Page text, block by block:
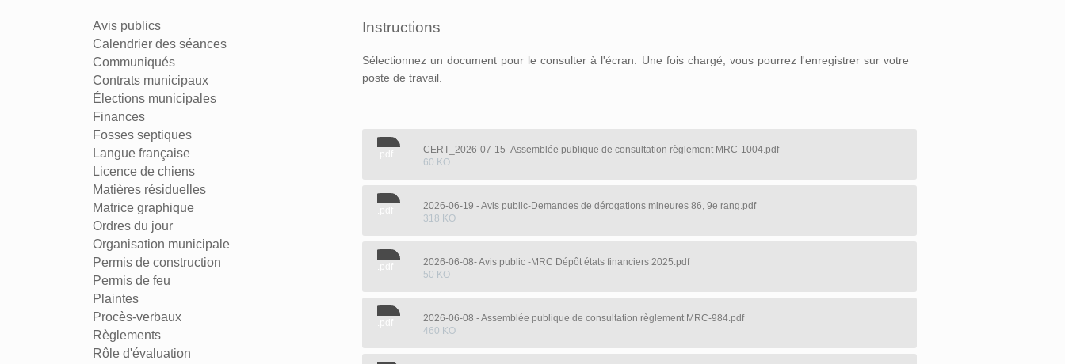
Avis publics
Calendrier des séances
Communiqués
Contrats municipaux
Élections municipales
Finances
Fosses septiques
Langue française
Licence de chiens
Matières résiduelles
Matrice graphique
Ordres du jour
Organisation municipale
Permis de construction
Permis de feu
Plaintes
Procès-verbaux
Règlements
Rôle d'évaluation
Instructions
Sélectionnez un document pour le consulter à l'écran. Une fois chargé, vous pourrez l'enregistrer sur votre
poste de travail.
.pdf
CERT_2026-07-15- Assemblée publique de consultation règlement MRC-1004.pdf
60 KO
.pdf
2026-06-19 - Avis public-Demandes de dérogations mineures 86, 9e rang.pdf
318 KO
.pdf
2026-06-08- Avis public -MRC Dépôt états financiers 2025.pdf
50 KO
.pdf
2026-06-08 - Assemblée publique de consultation règlement MRC-984.pdf
460 KO